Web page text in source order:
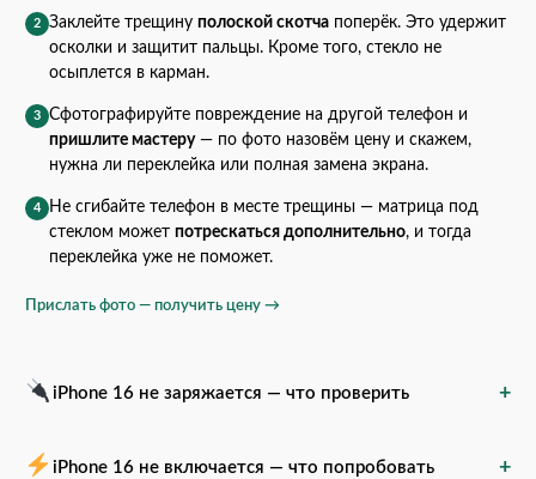
2 Заклейте трещину полоской скотча поперёк. Это удержит
осколки и защитит пальцы. Кроме того, стекло не
осыплется в карман.
3
Сфотографируйте повреждение на другой телефон и
пришлите мастеру— по фото назовём цену и скажем,
нужна ли переклейка или полная замена экрана.
4
Не сгибайте телефон в месте трещины — матрица под
стеклом может потрескаться дополнительно, и тогда
переклейка уже не поможет.
Прислать фото — получить цену →
iPhone 16 не заряжается — что проверить +
iPhone 16 не включается — что попробовать +